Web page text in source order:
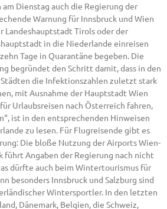
Dienstag auch die Regierung der
Warnung für Innsbruck und Wien
Landeshauptstadt Tirols oder der
in die Niederlande einreisen
Tage in Quarantäne begeben. Die
begründet den Schritt damit, dass in den
die Infektionszahlen zuletzt stark
mit Ausnahme der Hauptstadt Wien
Urlaubsreisen nach Österreich fahren,
ist in den entsprechenden Hinweisen
zu lesen. Für Flugreisende gibt es
Die bloße Nutzung der Airports Wien-
führt Angaben der Regierung nach nicht
dürfte auch beim Wintertourismus für
besonders Innsbruck und Salzburg sind
Wintersportler. In den letzten
Dänemark, Belgien, die Schweiz,